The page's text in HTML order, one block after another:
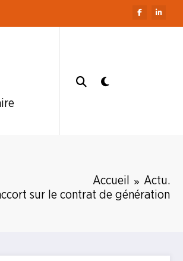
Accueil
Actu.
sur le contrat de génération